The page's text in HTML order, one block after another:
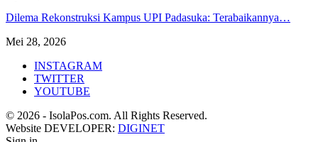
Dilema Rekonstruksi Kampus UPI Padasuka: Terabaikannya…
Mei 28, 2026
INSTAGRAM
TWITTER
YOUTUBE
© 2026 - IsolaPos.com. All Rights Reserved.
Website DEVELOPER: DIGINET